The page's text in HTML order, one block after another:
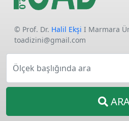
© Prof. Dr. Halil Ekşi I Marmara
toadizini@gmail.com
Ölçek başlığında ara